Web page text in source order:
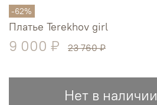
-62%
Платье Terekhov girl
9 000 ₽ 23 760 ₽
Нет в наличии